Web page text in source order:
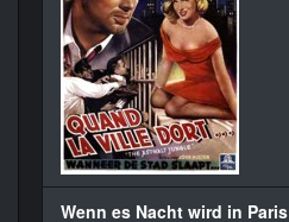
Wenn es Nacht wird in Paris